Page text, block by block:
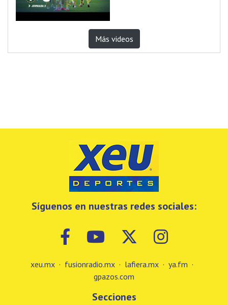
Más videos
Síguenos en nuestras redes sociales:
xeu.mx · fusionradio.mx · lafiera.mx · ya.fm ·
gpazos.com
Secciones